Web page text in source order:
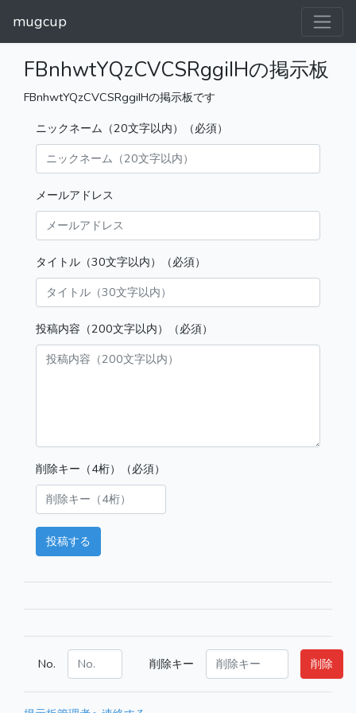
mugcup
FBnhwtYQzCVCSRggiIHの掲示板
FBnhwtYQzCVCSRggiIHの掲示板です
ニックネーム（20文字以内）（必須）
メールアドレス
タイトル（30文字以内）（必須）
投稿内容（200文字以内）（必須）
削除キー（4桁）（必須）
投稿する
No. 削除キー 削除